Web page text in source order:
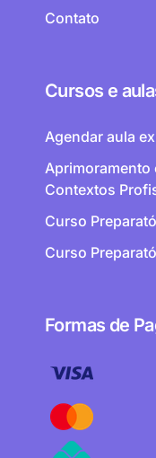
Contato
Cursos e
Agendar aula
Aprimoramento
Contextos
Curso
Curso
Formas de